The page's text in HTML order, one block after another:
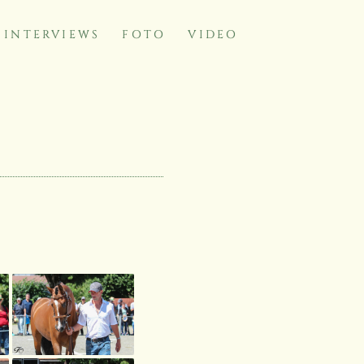
INTERVIEWS FOTO VIDEO